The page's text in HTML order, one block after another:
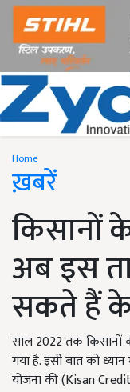
Home
ख़बरें
किसानों
अब इस
सकते हैं
साल 2022 तक किसानों
गया है. इसी बात को
योजना की (Kisan